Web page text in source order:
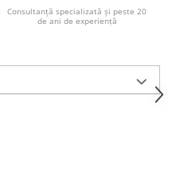
Consultanță specializată și peste 20
de ani de experiență